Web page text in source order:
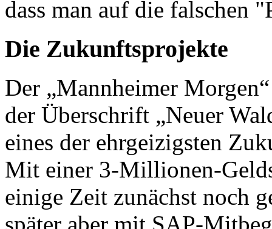
dass man auf die falschen
Die Zukunftsprojekte
Der „Mannheimer
der Überschrift „Neuer
eines der ehrgeizigsten
Mit einer 3-Millionen-
einige Zeit zunächst noch